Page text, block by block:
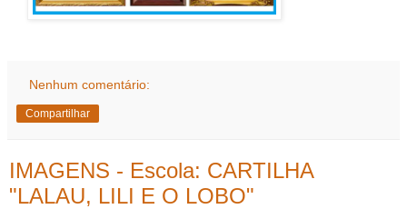
Nenhum comentário:
Compartilhar
IMAGENS - Escola: CARTILHA
"LALAU, LILI E O LOBO"